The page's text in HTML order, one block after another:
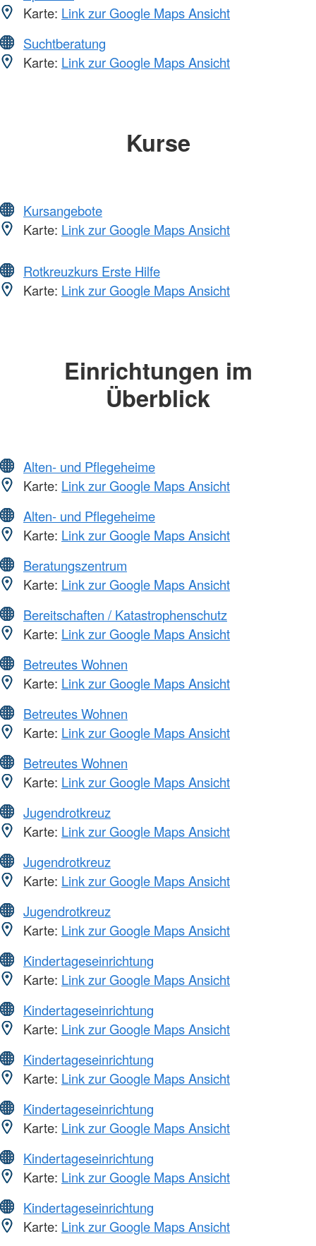
Karte: Link zur Google Maps Ansicht
Suchtberatung
Karte: Link zur Google Maps Ansicht
Kurse
Kursangebote
Karte: Link zur Google Maps Ansicht
Rotkreuzkurs Erste Hilfe
Karte: Link zur Google Maps Ansicht
Einrichtungen im
Überblick
Alten- und Pflegeheime
Karte: Link zur Google Maps Ansicht
Alten- und Pflegeheime
Karte: Link zur Google Maps Ansicht
Beratungszentrum
Karte: Link zur Google Maps Ansicht
Bereitschaften / Katastrophenschutz
Karte: Link zur Google Maps Ansicht
Betreutes Wohnen
Karte: Link zur Google Maps Ansicht
Betreutes Wohnen
Karte: Link zur Google Maps Ansicht
Betreutes Wohnen
Karte: Link zur Google Maps Ansicht
Jugendrotkreuz
Karte: Link zur Google Maps Ansicht
Jugendrotkreuz
Karte: Link zur Google Maps Ansicht
Jugendrotkreuz
Karte: Link zur Google Maps Ansicht
Kindertageseinrichtung
Karte: Link zur Google Maps Ansicht
Kindertageseinrichtung
Karte: Link zur Google Maps Ansicht
Kindertageseinrichtung
Karte: Link zur Google Maps Ansicht
Kindertageseinrichtung
Karte: Link zur Google Maps Ansicht
Kindertageseinrichtung
Karte: Link zur Google Maps Ansicht
Kindertageseinrichtung
Karte: Link zur Google Maps Ansicht